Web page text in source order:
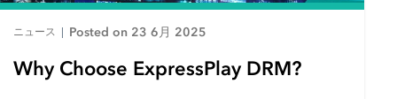
ニュース Posted on 23 6月 2025
Why Choose ExpressPlay DRM?